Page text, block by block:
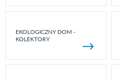
EKOLOGICZNY DOM -
KOLEKTORY